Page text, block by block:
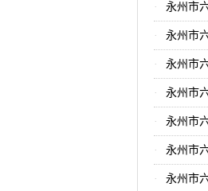
永州市
永州市
永州市
永州市
永州市
永州市
永州市